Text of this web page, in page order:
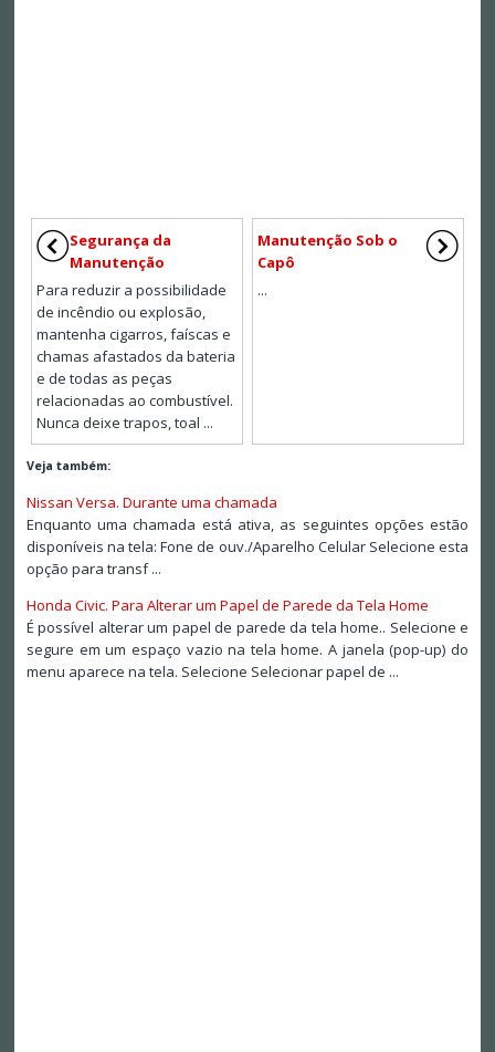
Segurança da
Manutenção
Para reduzir a possibilidade
de incêndio ou explosão,
mantenha cigarros, faíscas e
chamas afastados da bateria
e de todas as peças
relacionadas ao combustível.
Nunca deixe trapos, toal ...
Manutenção Sob o
Capô
...
Veja também:
Nissan Versa. Durante uma chamada
Enquanto uma chamada está ativa, as seguintes opções estão
disponíveis na tela: Fone de ouv./Aparelho Celular Selecione esta
opção para transf ...
Honda Civic. Para Alterar um Papel de Parede da Tela Home
É possível alterar um papel de parede da tela home.. Selecione e
segure em um espaço vazio na tela home. A janela (pop-up) do
menu aparece na tela. Selecione Selecionar papel de ...